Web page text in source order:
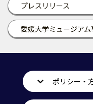
プレスリリース
愛媛大学ミュージア
ポリシー・